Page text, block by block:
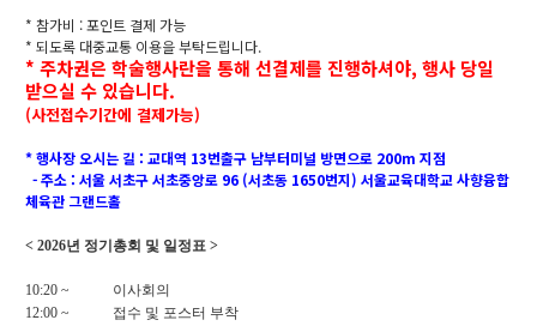
* 참가비 : 포인트 결제 가능
* 되도록 대중교통 이용을 부탁드립니다.
* 주차권은 학술행사란을 통해 선결제를 진행하셔야, 행사 당일
받으실 수 있습니다.
(사전접수기간에 결제가능)
* 행사장 오시는 길 : 교대역 13번출구 남부터미널 방면으로 200m 지점
- 주소 : 서울 서초구 서초중앙로 96 (서초동 1650번지) 서울교육대학교 사향융합
체육관 그랜드홀
< 2026년 정기총회 및 일정표 >
10:20 ~ 이사회의
12:00 ~ 접수 및 포스터 부착